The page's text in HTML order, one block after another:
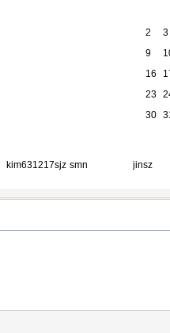
2
3
9
16
23
30
kim631217sjz smn
jinsz